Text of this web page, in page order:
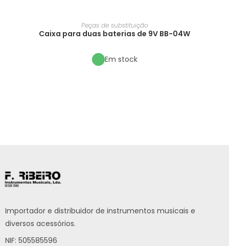
Peças de substituição
Caixa para duas baterias de 9V BB-04W
Em stock
Importador e distribuidor de instrumentos musicais e
diversos acessórios.
NIF: 505585596